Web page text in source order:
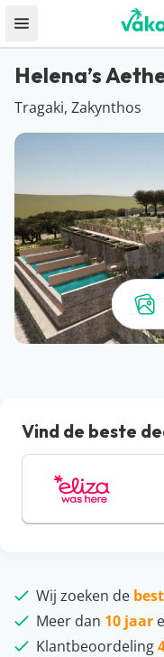
Open menu
Helena’s
Tragaki, Zakynthos
Vind de beste
Wij zoeken de
Meer dan 10 jaar
Klantbeoordeling